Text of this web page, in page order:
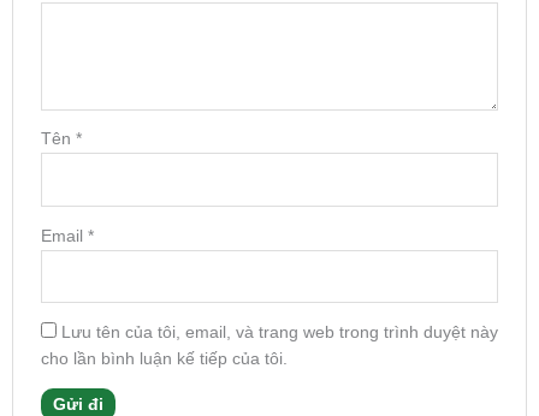
Tên *
Email *
Lưu tên của tôi, email, và trang web trong trình duyệt này
cho lần bình luận kế tiếp của tôi.